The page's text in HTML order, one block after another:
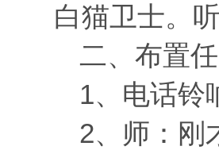
白猫卫士。
二、布置
1、电话铃
2、师：刚